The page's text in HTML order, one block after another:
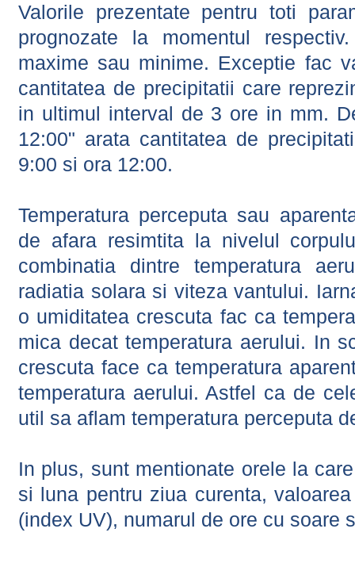
Valorile prezentate pentru toti
prognozate la momentul
maxime sau minime. Exceptie fac
cantitatea de precipitatii care
in ultimul interval de 3 ore in mm.
12:00" arata cantitatea de
9:00 si ora 12:00.
Temperatura perceputa sau
de afara resimtita la nivelul
combinatia dintre temperatura
radiatia solara si viteza vantului.
o umiditatea crescuta fac ca
mica decat temperatura aerului. In
crescuta face ca temperatura
temperatura aerului. Astfel ca de
util sa aflam temperatura perceputa
In plus, sunt mentionate orele la
si luna pentru ziua curenta,
(index UV), numarul de ore cu soare